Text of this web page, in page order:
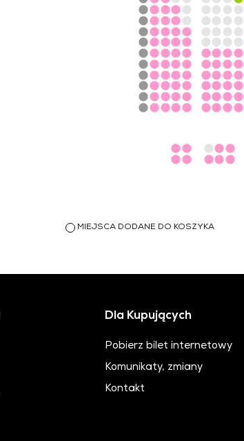
MIEJSCA DODANE DO KOSZYKA
Dla Kupujących
Pobierz bilet internetowy
Komunikaty, zmiany
Kontakt